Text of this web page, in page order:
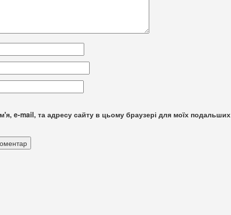
e-mail, та адресу сайту в цьому браузері для моїх подальших